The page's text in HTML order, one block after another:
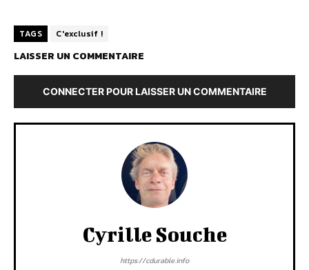
TAGS C'exclusif !
LAISSER UN COMMENTAIRE
CONNECTER POUR LAISSER UN COMMENTAIRE
Cyrille Souche
https://cdurable.info